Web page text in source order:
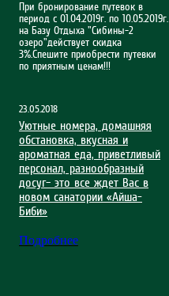
При бронирование путевок в
период с 01.04.2019г. по 10.05.2019г.
на Базу Отдыха "Сибины-2
озеро"действует скидка
3%.Спешите приобрести путевки
по приятным ценам!!!
23.05.2018
Уютные номера, домашняя
обстановка, вкусная и
ароматная еда, приветливый
персонал, разнообразный
досуг– это все ждет Вас в
новом санатории «Айша-
Биби»
Подробнее